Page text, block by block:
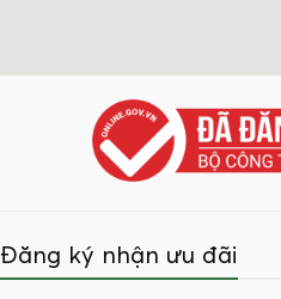
Đăng ký nhận ưu đãi